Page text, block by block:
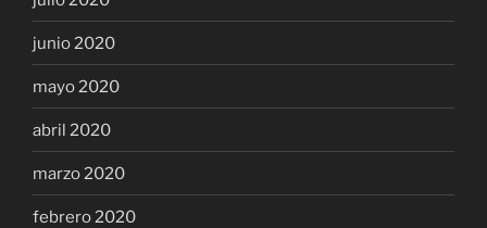
junio 2020
mayo 2020
abril 2020
marzo 2020
febrero 2020